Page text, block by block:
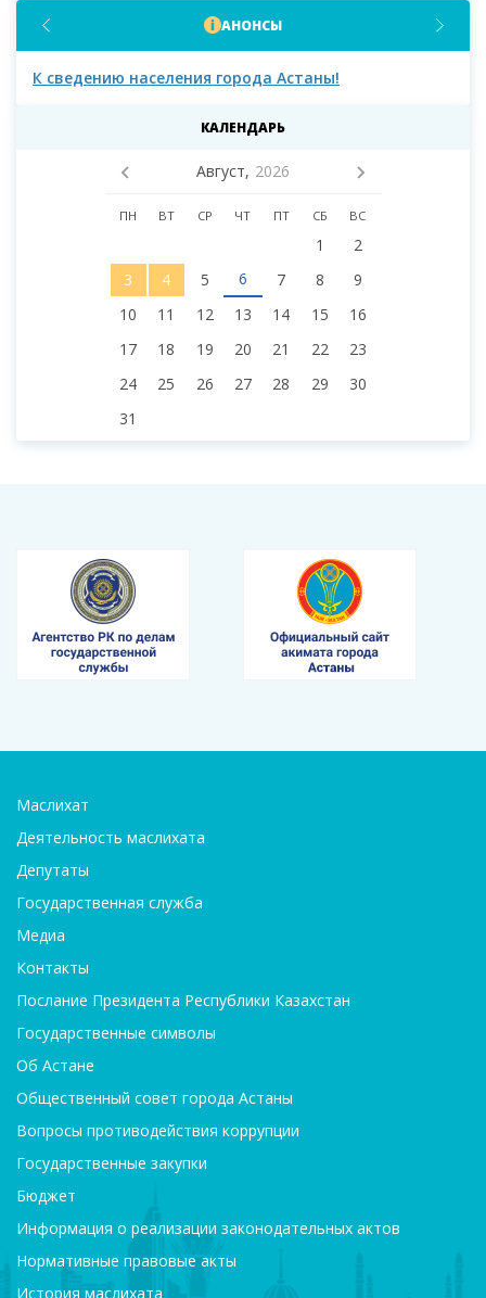
АНОНСЫ
К сведению населения города Астаны!
КАЛЕНДАРЬ
Август, 2026
ПН ВТ СР ЧТ ПТ СБ ВС
1
2
3
4 5 6 7 8
9
10
11 12 13 14 15
16
17
18 19 20 21 22
23
24
25 26 27 28 29
30
31
Маслихат
Деятельность маслихата
Депутаты
Государственная служба
Медиа
Контакты
Послание Президента Республики Казахстан
Государственные символы
Об Астане
Общественный совет города Астаны
Вопросы противодействия коррупции
Государственные закупки
Бюджет
Информация о реализации законодательных актов
Нормативные правовые акты
История маслихата